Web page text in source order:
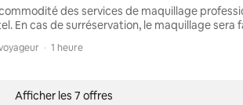
des services de maquillage
par un
la même expertise, les mêmes compétences
de maquillage haut de gamme.
· 1 heure
Afficher les 7 offres